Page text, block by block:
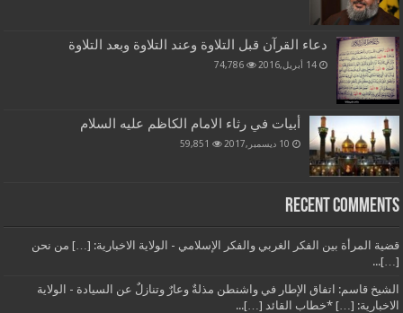
دعاء القرآن قبل التلاوة وعند التلاوة وبعد التلاوة
14 أبريل,2016 74,786
أبيات في رثاء الامام الكاظم عليه السلام
10 ديسمبر,2017 59,851
Recent Comments
قضية المرأة بين الفكر الغربي والفكر الإسلامي - الولاية الاخبارية: […] من نحن
[…]...
الشيخ قاسم: اتفاق الإطار في واشنطن مذلةٌ وعارٌ وتنازلٌ عن السيادة - الولاية
الاخبارية: […] *خطاب القائد […]...